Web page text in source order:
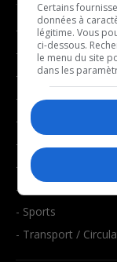
- Affaires
- Communauté /
- Culture
- Économie
- Éducation
- Environnement
- Faits divers
- Santé et bien-être
- Sports
- Transport /
Certains
données à
légitime. Vous
ci-dessous.
le menu du site
dans les